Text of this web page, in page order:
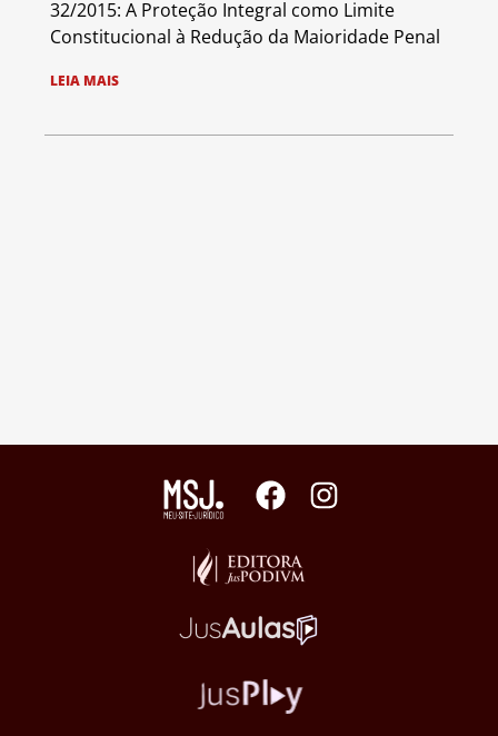
32/2015: A Proteção Integral como Limite
Constitucional à Redução da Maioridade Penal
LEIA MAIS